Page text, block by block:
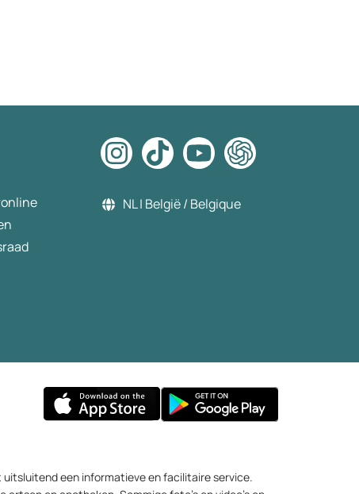
NL | België / Belgique
een informatieve en facilitaire service.